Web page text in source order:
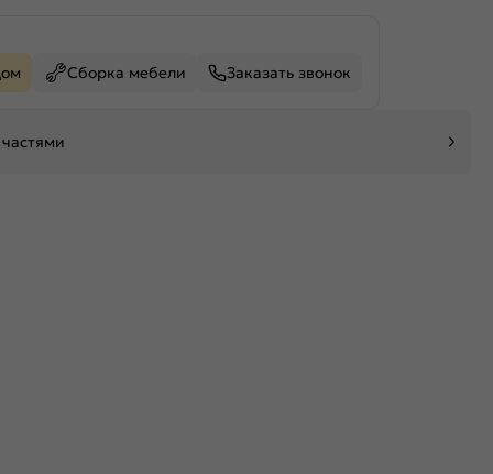
Сборка мебели Заказать звонок